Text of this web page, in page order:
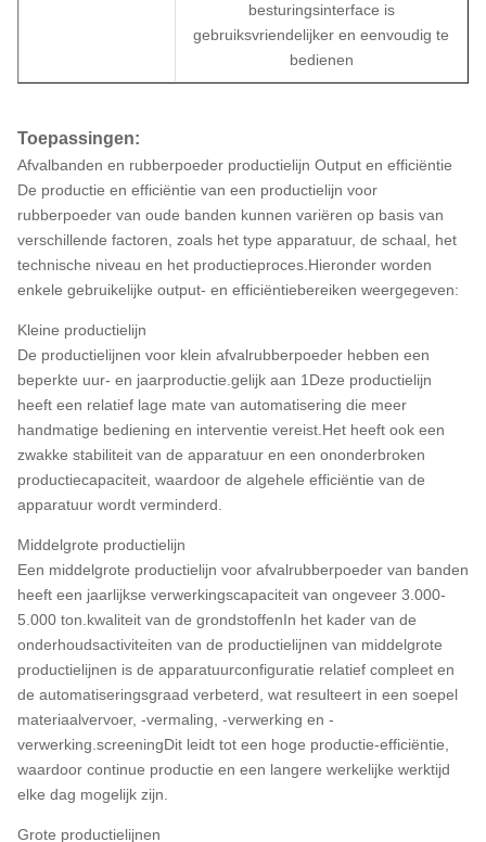
besturingsinterface is
gebruiksvriendelijker en eenvoudig te
bedienen
Toepassingen:
Afvalbanden en rubberpoeder productielijn Output en efficiëntie
De productie en efficiëntie van een productielijn voor
rubberpoeder van oude banden kunnen variëren op basis van
verschillende factoren, zoals het type apparatuur, de schaal, het
technische niveau en het productieproces.Hieronder worden
enkele gebruikelijke output- en efficiëntiebereiken weergegeven:
Kleine productielijn
De productielijnen voor klein afvalrubberpoeder hebben een
beperkte uur- en jaarproductie.gelijk aan 1Deze productielijn
heeft een relatief lage mate van automatisering die meer
handmatige bediening en interventie vereist.Het heeft ook een
zwakke stabiliteit van de apparatuur en een ononderbroken
productiecapaciteit, waardoor de algehele efficiëntie van de
apparatuur wordt verminderd.
Middelgrote productielijn
Een middelgrote productielijn voor afvalrubberpoeder van banden
heeft een jaarlijkse verwerkingscapaciteit van ongeveer 3.000-
5.000 ton.kwaliteit van de grondstoffenIn het kader van de
onderhoudsactiviteiten van de productielijnen van middelgrote
productielijnen is de apparatuurconfiguratie relatief compleet en
de automatiseringsgraad verbeterd, wat resulteert in een soepel
materiaalvervoer, -vermaling, -verwerking en -
verwerking.screeningDit leidt tot een hoge productie-efficiëntie,
waardoor continue productie en een langere werkelijke werktijd
elke dag mogelijk zijn.
Grote productielijnen